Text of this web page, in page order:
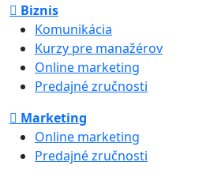
Biznis
Komunikácia
Kurzy pre manažérov
Online marketing
Predajné zručnosti
Marketing
Online marketing
Predajné zručnosti